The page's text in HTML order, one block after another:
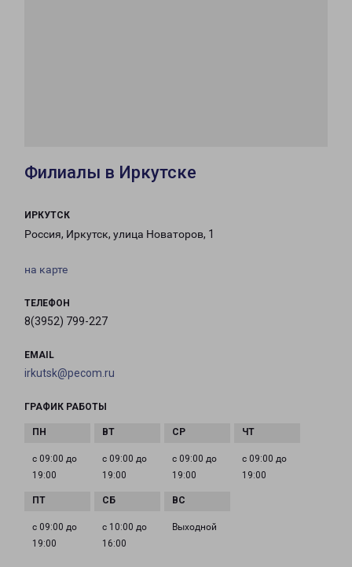
Филиалы в Иркутске
ИРКУТСК
Россия, Иркутск, улица Новаторов, 1
на карте
ТЕЛЕФОН
8(3952) 799-227
EMAIL
irkutsk@pecom.ru
ГРАФИК РАБОТЫ
с 09:00 до
19:00
с 09:00 до
19:00
с 09:00 до
19:00
с 09:00 до
19:00
с 09:00 до
19:00
с 10:00 до
16:00
Выходной